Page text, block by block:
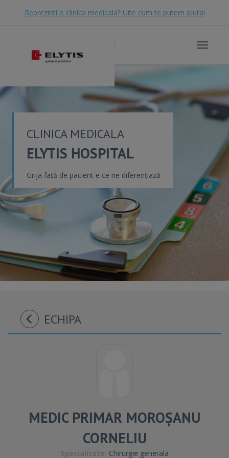
Reprezinti o clinica medicala? Uite cum te putem ajuta!
Toggle
CLINICA MEDICALA
ELYTIS HOSPITAL
Grija față de pacient e ce ne diferențiază
ECHIPA
MEDIC PRIMAR MOROȘANU
CORNELIU
Chirurgie generala